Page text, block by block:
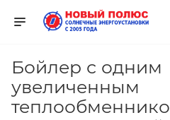
Бойлер с одним
увеличенным